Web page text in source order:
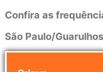
Confira as
São Paulo/